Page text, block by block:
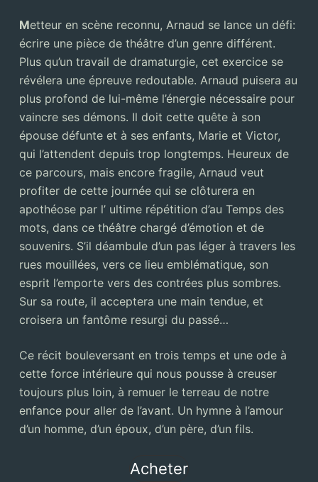
Metteur en scène reconnu, Arnaud se lance un défi:
écrire une pièce de théâtre d’un genre différent.
Plus qu’un travail de dramaturgie, cet exercice se
révélera une épreuve redoutable. Arnaud puisera au
plus profond de lui-même l’énergie nécessaire pour
vaincre ses démons. Il doit cette quête à son
épouse défunte et à ses enfants, Marie et Victor,
qui l’attendent depuis trop longtemps. Heureux de
ce parcours, mais encore fragile, Arnaud veut
profiter de cette journée qui se clôturera en
apothéose par l’ ultime répétition d’au Temps des
mots, dans ce théâtre chargé d’émotion et de
souvenirs. S’il déambule d’un pas léger à travers les
rues mouillées, vers ce lieu emblématique, son
esprit l’emporte vers des contrées plus sombres.
Sur sa route, il acceptera une main tendue, et
croisera un fantôme resurgi du passé…
Ce récit bouleversant en trois temps et une ode à
cette force intérieure qui nous pousse à creuser
toujours plus loin, à remuer le terreau de notre
enfance pour aller de l’avant. Un hymne à l’amour
d’un homme, d’un époux, d’un père, d’un fils.
Acheter